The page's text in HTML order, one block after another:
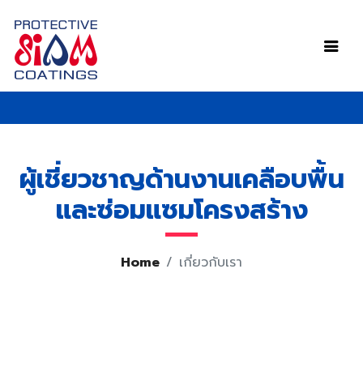
ผู้เชี่ยวชาญด้านงานเคลือบพื้น
และซ่อมแซมโครงสร้าง
Home เกี่ยวกับเรา